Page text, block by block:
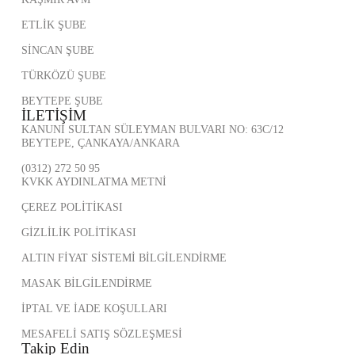
ETLİK ŞUBE
SİNCAN ŞUBE
TÜRKÖZÜ ŞUBE
BEYTEPE ŞUBE
İLETİŞİM
KANUNİ SULTAN SÜLEYMAN BULVARI NO: 63C/12
BEYTEPE, ÇANKAYA/ANKARA
(0312) 272 50 95
KVKK AYDINLATMA METNİ
ÇEREZ POLİTİKASI
GİZLİLİK POLİTİKASI
ALTIN FİYAT SİSTEMİ BİLGİLENDİRME
MASAK BİLGİLENDİRME
İPTAL VE İADE KOŞULLARI
MESAFELİ SATIŞ SÖZLEŞMESİ
Takip Edin